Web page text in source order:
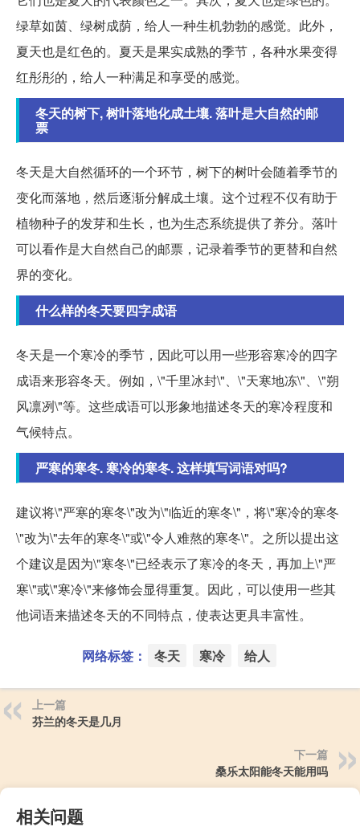
绿草如茵、绿树成荫，给人一种生机勃勃的感觉。此外，
夏天也是红色的。夏天是果实成熟的季节，各种水果变得
红彤彤的，给人一种满足和享受的感觉。
冬天的树下, 树叶落地化成土壤. 落叶是大自然的邮
票
冬天是大自然循环的一个环节，树下的树叶会随着季节的
变化而落地，然后逐渐分解成土壤。这个过程不仅有助于
植物种子的发芽和生长，也为生态系统提供了养分。落叶
可以看作是大自然自己的邮票，记录着季节的更替和自然
界的变化。
什么样的冬天要四字成语
冬天是一个寒冷的季节，因此可以用一些形容寒冷的四字
成语来形容冬天。例如，\"千里冰封\"、\"天寒地冻\"、\"朔
风凛冽\"等。这些成语可以形象地描述冬天的寒冷程度和
气候特点。
严寒的寒冬. 寒冷的寒冬. 这样填写词语对吗?
建议将\"严寒的寒冬\"改为\"临近的寒冬\"，将\"寒冷的寒冬
\"改为\"去年的寒冬\"或\"令人难熬的寒冬\"。之所以提出这
个建议是因为\"寒冬\"已经表示了寒冷的冬天，再加上\"严
寒\"或\"寒冷\"来修饰会显得重复。因此，可以使用一些其
他词语来描述冬天的不同特点，使表达更具丰富性。
网络标签： 冬天 寒冷 给人
上一篇
芬兰的冬天是几月
下一篇
桑乐太阳能冬天能用吗
相关问题